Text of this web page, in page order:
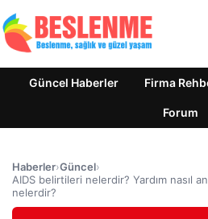
Güncel Haberler Firma
Forum
Haberler›Güncel›
AIDS belirtileri nelerdir? Yardım nasıl
nelerdir?